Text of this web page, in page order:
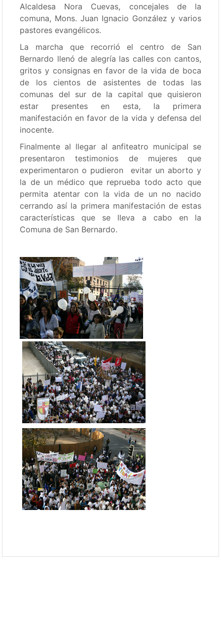
Alcaldesa Nora Cuevas, concejales de la
comuna, Mons. Juan Ignacio González y varios
pastores evangélicos.
La marcha que recorrió el centro de San
Bernardo llenó de alegría las calles con cantos,
gritos y consignas en favor de la vida de boca
de los cientos de asistentes de todas las
comunas del sur de la capital que quisieron
estar presentes en esta, la primera
manifestación en favor de la vida y defensa del
inocente.
Finalmente al llegar al anfiteatro municipal se
presentaron testimonios de mujeres que
experimentaron o pudieron evitar un aborto y
la de un médico que reprueba todo acto que
permita atentar con la vida de un no nacido
cerrando así la primera manifestación de estas
características que se lleva a cabo en la
Comuna de San Bernardo.